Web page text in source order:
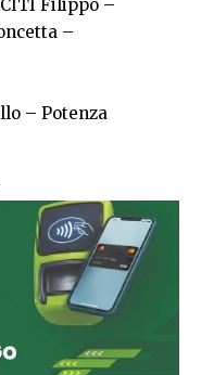
Filippo –
–
– Potenza